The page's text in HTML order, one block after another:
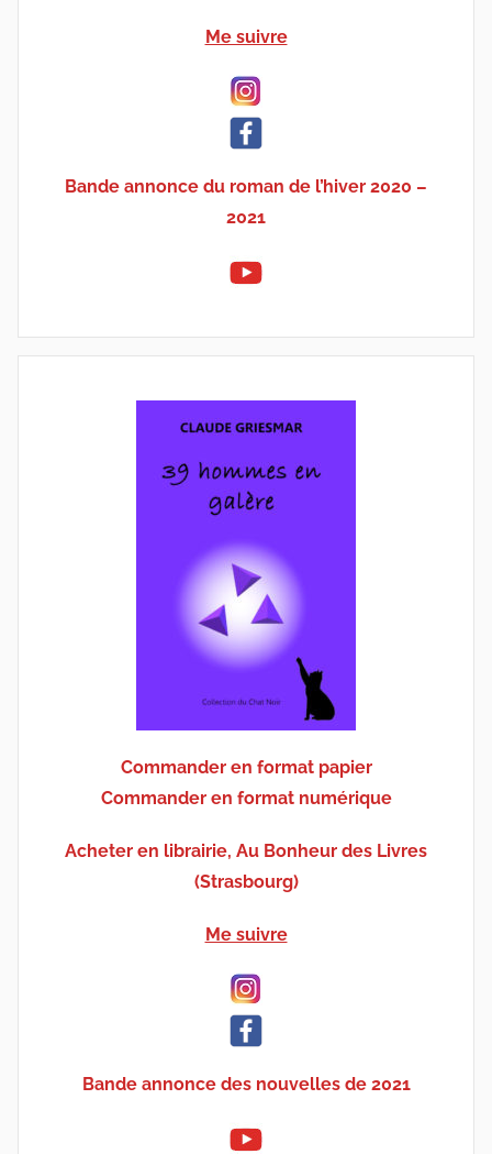
Me suivre
Bande annonce du roman de l’hiver 2020 –
2021
Commander en format papier
Commander en format numérique
Acheter en librairie, Au Bonheur des Livres
(Strasbourg)
Me suivre
Bande annonce des nouvelles de 2021